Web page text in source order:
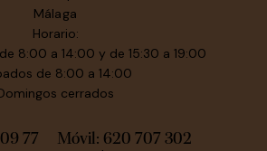
Málaga
Horario:
8:00 a 14:00 y de 15:30 a 19:00
de 8:00 a 14:00
cerrados
77 Móvil: 620 707 302